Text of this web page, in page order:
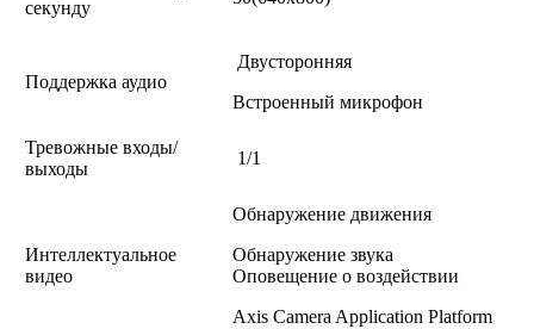
секунду
Поддержка аудио
Двусторонняя
Встроенный микрофон
Тревожные входы/
выходы
1/1
Интеллектуальное
видео
Обнаружение движения
Обнаружение звука
Оповещение о воздействии
Axis Camera Application Platform